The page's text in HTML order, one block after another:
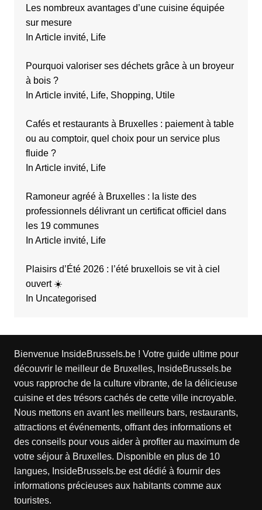
Les nombreux avantages d’une cuisine équipée
sur mesure
In Article invité, Life
Pourquoi valoriser ses déchets grâce à un broyeur
à bois ?
In Article invité, Life, Shopping, Utile
Cafés et restaurants à Bruxelles : paiement à table
ou au comptoir, quel choix pour un service plus
fluide ?
In Article invité, Life
Ramoneur agréé à Bruxelles : la liste des
professionnels délivrant un certificat officiel dans
les 19 communes
In Article invité, Life
Plaisirs d’Été 2026 : l’été bruxellois se vit à ciel
ouvert ☀️
In Uncategorised
Bienvenue InsideBrussels.be ! Votre guide ultime pour
découvrir le meilleur de Bruxelles, InsideBrussels.be
vous rapproche de la culture vibrante, de la délicieuse
cuisine et des trésors cachés de cette ville incroyable.
Nous mettons en avant les meilleurs bars, restaurants,
attractions et événements, offrant des informations et
des conseils pour vous aider à profiter au maximum de
votre séjour à Bruxelles. Disponible en plus de 10
langues, InsideBrussels.be est dédié à fournir des
informations précieuses aux habitants comme aux
touristes.